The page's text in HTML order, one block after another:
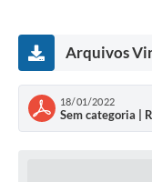
Arquivos
18/01/2022
Sem categoria |